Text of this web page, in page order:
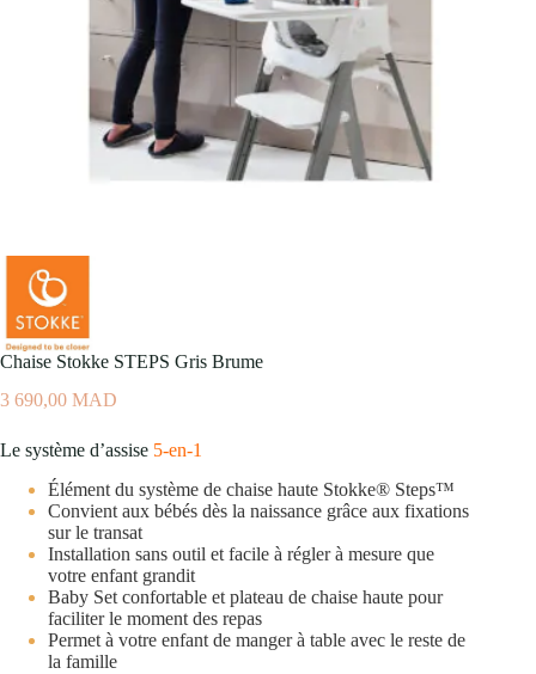
Chaise Stokke STEPS Gris Brume
3 690,00 MAD
Le système d’assise 5-en-1
Élément du système de chaise haute Stokke® Steps™
Convient aux bébés dès la naissance grâce aux fixations
sur le transat
Installation sans outil et facile à régler à mesure que
votre enfant grandit
Baby Set confortable et plateau de chaise haute pour
faciliter le moment des repas
Permet à votre enfant de manger à table avec le reste de
la famille